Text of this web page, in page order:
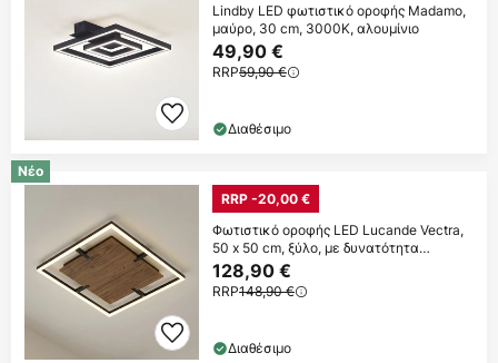
Lindby LED φωτιστικό οροφής Madamo,
μαύρο, 30 cm, 3000K, αλουμίνιο
49,90 €
RRP59,90 €
Διαθέσιμο
Νέο
RRP -20,00 €
Φωτιστικό οροφής LED Lucande Vectra,
50 x 50 cm, ξύλο, με δυνατότητα
ρύθμισης
128,90 €
RRP148,90 €
Διαθέσιμο